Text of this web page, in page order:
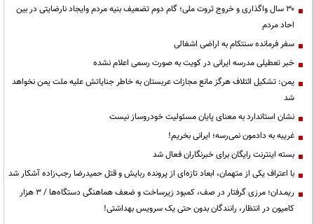
۳۰ سال واگذاری و خروج ثروت ملی؛ گام دوم تضعیف بنیه مردم وایجاد نارضایتی در بین
احاد مردم
سفر فرمانده سنتکام به اراضی اشغالی
خبر تعطیلی مدرسه ایرانی در کویت به صورت رسمی اعلام نشده
یمن: تشکیل ائتلاف هرگز مانع مجازات عربستان به خاطر جنایاتش علیه ملت یمن نخواهد
شد
نشان استاندارد به معنای پایان مسئولیت خودروساز نیست
غریبه به دادمون نمی‌رسه؛ ایرانی بخریم!
بسته اینترنت رایگان برای خبرنگاران فعال شد
با اعتراف یکی از متهمان، ابعاد تازه‌ای از پرونده ربایش و قتل حمیدرضا رجب‌زاده آشکار شد
ریمـدان؛ مرزی گرفتار در صف، کمبود زیرساخت و ضعف هماهنگی دستگاه‌ها / ۳ هزار
کامیون در انتظار، رانندگان بدون حتی یک سرویس بهداشتی!